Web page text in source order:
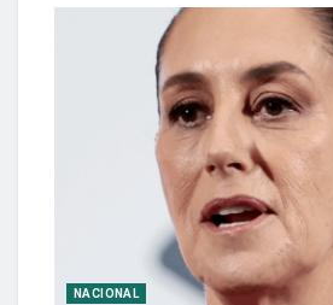
NACIONAL